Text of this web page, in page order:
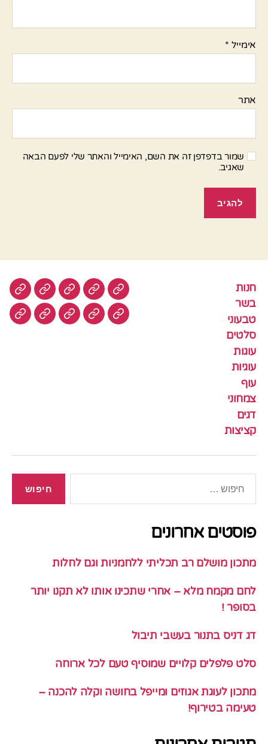
אימייל *
אתר
שמור בדפדפן זה את השם, האימייל והאתר שלי לפעם הבאה
שאגיב.
חנות
בשר
טבעוני
סלטים
עוגות
עוגיות
עוף
צמחוני
דגים
קציצות
חנות בשר טבעוניסלטים
עוגיותעוף צמחונידגים
פוסטים אחרונים
מתכון מושלם רב תכליתי ללחמניות וגם לחלות
לחם מקמח מלא – אחרי שתכינו אותו לא תקנו יותר
בסופר !
דג דניס בתנור בעשבי תיבול
סלט פלפלים קלויים שמוסיף טעם לכל ארוחה
מתכון לעוגת אגוזים ומייפל בחושה וקלה להכנה –
טעימה בטירוף!